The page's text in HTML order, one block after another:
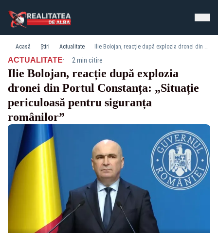
Acasă Știri Actualitate Ilie Bolojan, reacție după explozia dronei din Portul Constanța: „Situație periculoasă pentru siguranța românilor”
ACTUALITATE· 2 min citire
Ilie Bolojan, reacție după explozia
dronei din Portul Constanța: „Situație
periculoasă pentru siguranța
românilor”